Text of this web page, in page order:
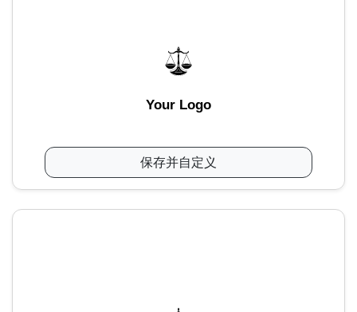
Your Logo
保存并自定义